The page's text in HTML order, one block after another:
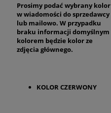
Prosimy podać wybrany kolor
w wiadomości do sprzedawcy
lub mailowo. W przypadku
braku informacji domyślnym
kolorem będzie kolor ze
zdjęcia głównego.
KOLOR CZERWONY